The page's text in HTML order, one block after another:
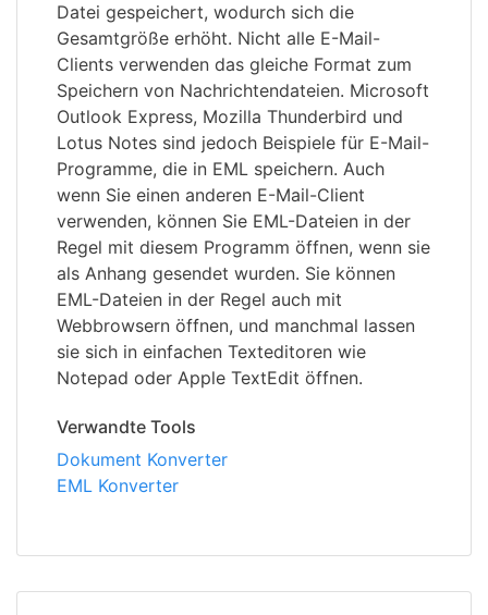
Datei gespeichert, wodurch sich die
Gesamtgröße erhöht. Nicht alle E-Mail-
Clients verwenden das gleiche Format zum
Speichern von Nachrichtendateien. Microsoft
Outlook Express, Mozilla Thunderbird und
Lotus Notes sind jedoch Beispiele für E-Mail-
Programme, die in EML speichern. Auch
wenn Sie einen anderen E-Mail-Client
verwenden, können Sie EML-Dateien in der
Regel mit diesem Programm öffnen, wenn sie
als Anhang gesendet wurden. Sie können
EML-Dateien in der Regel auch mit
Webbrowsern öffnen, und manchmal lassen
sie sich in einfachen Texteditoren wie
Notepad oder Apple TextEdit öffnen.
Verwandte Tools
Dokument Konverter
EML Konverter